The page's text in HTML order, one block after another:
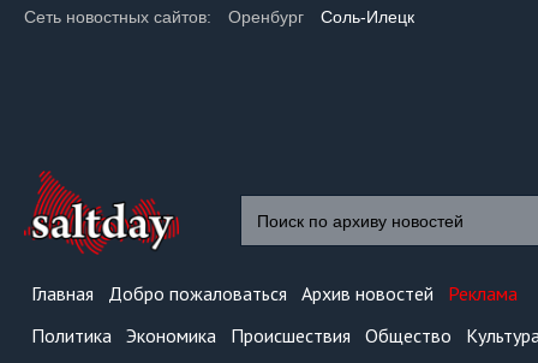
Сеть новостных сайтов: Оренбург Соль-Илецк
Главная Добро пожаловаться Архив новостей
Реклама
Политика Экономика Происшествия Общество